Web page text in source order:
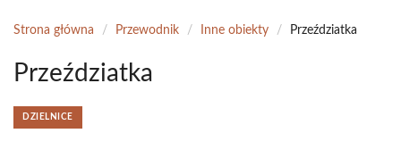
Strona główna / Przewodnik / Inne obiekty / Przeździatka
Przeździatka
DZIELNICE